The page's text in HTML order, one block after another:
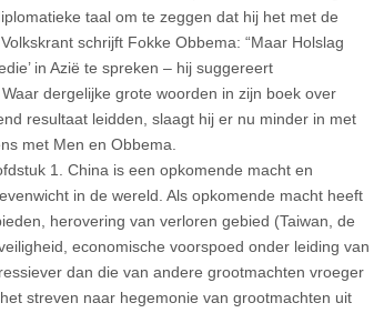
taal om te zeggen dat hij het met de
schrijft Fokke Obbema: “Maar Holslag
in Azië te spreken – hij suggereert
dergelijke grote woorden in zijn boek over
resultaat leidden, slaagt hij er nu minder in met
met Men en Obbema.
1. China is een opkomende macht en
in de wereld. Als opkomende macht heeft
herovering van verloren gebied (Taiwan, de
economische voorspoed onder leiding van
dan die van andere grootmachten vroeger
streven naar hegemonie van grootmachten uit